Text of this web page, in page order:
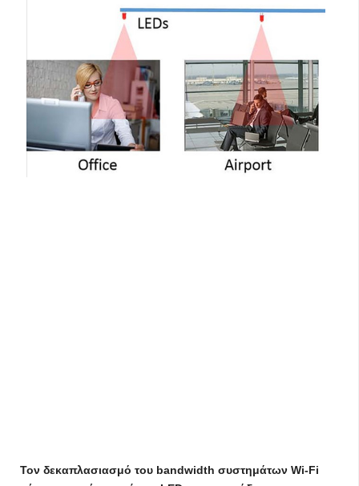
Τον δεκαπλασιασμό του bandwidth συστημάτων Wi-Fi